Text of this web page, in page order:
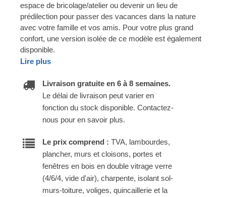
espace de bricolage/atelier ou devenir un lieu de
prédilection pour passer des vacances dans la nature
avec votre famille et vos amis. Pour votre plus grand
confort, une version isolée de ce modèle est également
disponible.
Lire plus
Livraison gratuite en 6 à 8 semaines.
Le délai de livraison peut varier en
fonction du stock disponible. Contactez-
nous pour en savoir plus.
Le prix comprend : TVA, lambourdes,
plancher, murs et cloisons, portes et
fenêtres en bois en double vitrage verre
(4/6/4, vide d'air), charpente, isolant sol-
murs-toiture, voliges, quincaillerie et la